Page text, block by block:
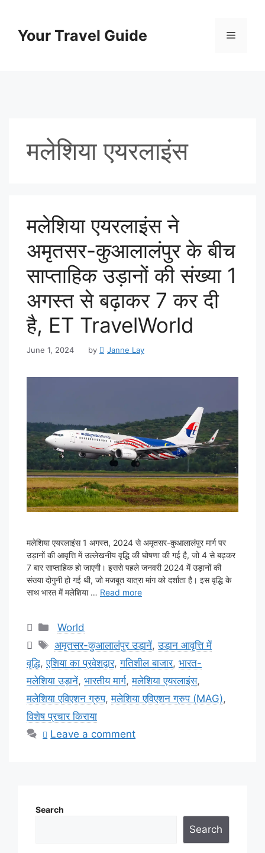
contentYour Travel Guide Menu
मलेशिया एयरलाइंस
मलेशिया एयरलाइंस ने
अमृतसर-कुआलालंपुर के बीच
साप्ताहिक उड़ानों की संख्या 1
अगस्त से बढ़ाकर 7 कर दी
है, ET TravelWorld
June 1, 2024 by Janne Lay
मलेशिया एयरलाइंस 1 अगस्त, 2024 से अमृतसर-कुआलालंपुर मार्ग पर
उड़ानों की आवृत्ति में उल्लेखनीय वृद्धि की घोषणा की गई है, जो 4 से बढ़कर
7 बार साप्ताहिक हो जाएगी। इससे पहले जनवरी 2024 में उड़ानों की
संख्या दोगुनी हो गई थी, जो मजबूत यात्रा मांग को दर्शाता है। इस वृद्धि के
साथ भारत में मलेशिया … Read more
Categories
World
Tags
अमृतसर-कुआलालंपुर उड़ानें,उड़ान आवृत्ति में
वृद्धि,एशिया का प्रवेशद्वार,गतिशील बाजार, भारत-
मलेशिया उड़ानें, भारतीय मार्ग,मलेशिया एयरलाइंस,
मलेशिया एविएशन ग्रुप,मलेशिया एविएशन ग्रुप (MAG),
विशेष प्रचार किराया
Leave a comment
Search
Search